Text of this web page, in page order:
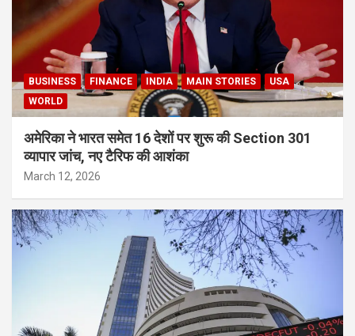
BUSINESS FINANCE INDIA MAIN STORIES
USA
WORLD
अमेरिका ने भारत समेत 16 देशों पर शुरू की Section 301
व्यापार जांच, नए टैरिफ की आशंका
March 12, 2026